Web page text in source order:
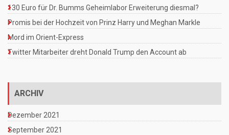
130 Euro für Dr. Bumms Geheimlabor Erweiterung diesmal?
Promis bei der Hochzeit von Prinz Harry und Meghan Markle
Mord im Orient-Express
Twitter Mitarbeiter dreht Donald Trump den Account ab
ARCHIV
Dezember 2021
September 2021